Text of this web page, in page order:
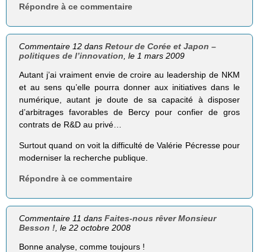
Répondre à ce commentaire
Commentaire 12 dansRetour de Corée et Japon –
politiques de l’innovation , le 1 mars 2009
Autant j’ai vraiment envie de croire au leadership de NKM
et au sens qu’elle pourra donner aux initiatives dans le
numérique, autant je doute de sa capacité à disposer
d’arbitrages favorables de Bercy pour confier de gros
contrats de R&D au privé…
Surtout quand on voit la difficulté de Valérie Pécresse pour
moderniser la recherche publique.
Répondre à ce commentaire
Commentaire 11 dansFaites-nous rêver Monsieur
Besson ! , le 22 octobre 2008
Bonne analyse, comme toujours !